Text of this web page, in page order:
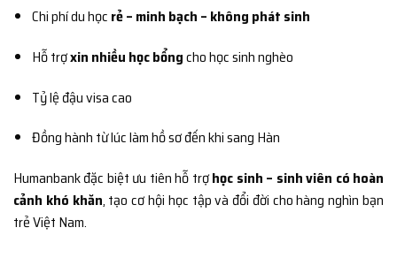
Chi phí du học rẻ – minh bạch – không phát sinh
Hỗ trợxin nhiều học bổngcho học sinh nghèo
Tỷ lệ đậu visa cao
Đồng hành từ lúc làm hồ sơ đến khi sang Hàn
Humanbank đặc biệt ưu tiên hỗ trợhọc sinh – sinh viên có hoàn
cảnh khó khăn, tạo cơ hội học tập và đổi đời cho hàng nghìn bạn
trẻ Việt Nam.